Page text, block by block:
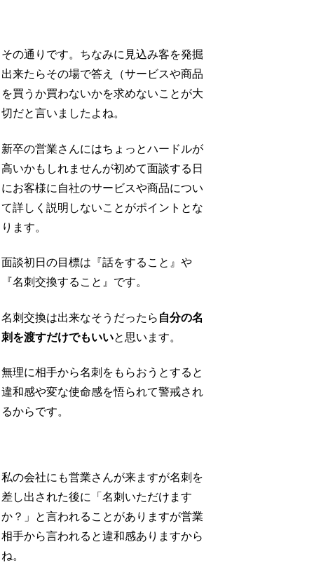
その通りです。ちなみに見込み客を発掘
出来たらその場で答え（サービスや商品
を買うか買わないかを求めないことが大
切だと言いましたよね。
新卒の営業さんにはちょっとハードルが
高いかもしれませんが初めて面談する日
にお客様に自社のサービスや商品につい
て詳しく説明しないことがポイントとな
ります。
面談初日の目標は『話をすること』や
『名刺交換すること』です。
名刺交換は出来なそうだったら 自分の名
刺を渡すだけでもいいと思います。
無理に相手から名刺をもらおうとすると
違和感や変な使命感を悟られて警戒され
るからです。
私の会社にも営業さんが来ますが名刺を
差し出された後に「名刺いただけます
か？」と言われることがありますが営業
相手から言われると違和感ありますから
ね。